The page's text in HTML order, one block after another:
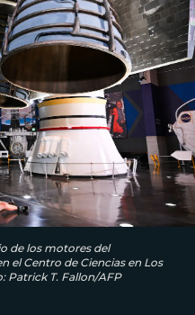
de los motores del
el Centro de Ciencias en Los
Patrick T. Fallon/AFP